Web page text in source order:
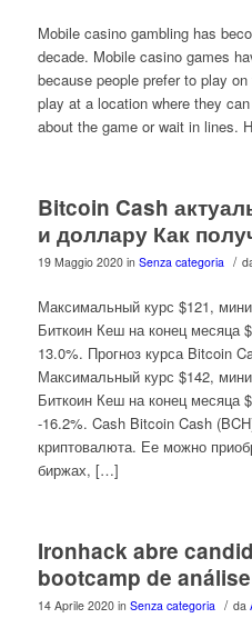
Mobile casino gambling has
decade. Mobile casino games
because people prefer to play
play at a location where they
about the game or wait in lines.
Bitcoin Cash
и доллару Как
19 Maggio 2020 in Senza categoria /
Максимальный курс $121,
Биткоин Кеш на конец месяца
13.0%. Прогноз курса Bitcoin
Максимальный курс $142,
Биткоин Кеш на конец месяца
-16.2%. Cash Bitcoin Cash
криптовалюта. Ее можно
биржах, […]
Ironhack abre
bootcamp de
14 Aprile 2020 in Senza categoria / da